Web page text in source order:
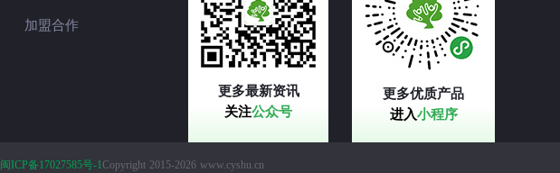
加盟合作
更多最新资讯
关注公众号
更多优质产品
进入小程序
闽ICP备17027585号-1Copyright 2015-2026 www.cyshu.cn